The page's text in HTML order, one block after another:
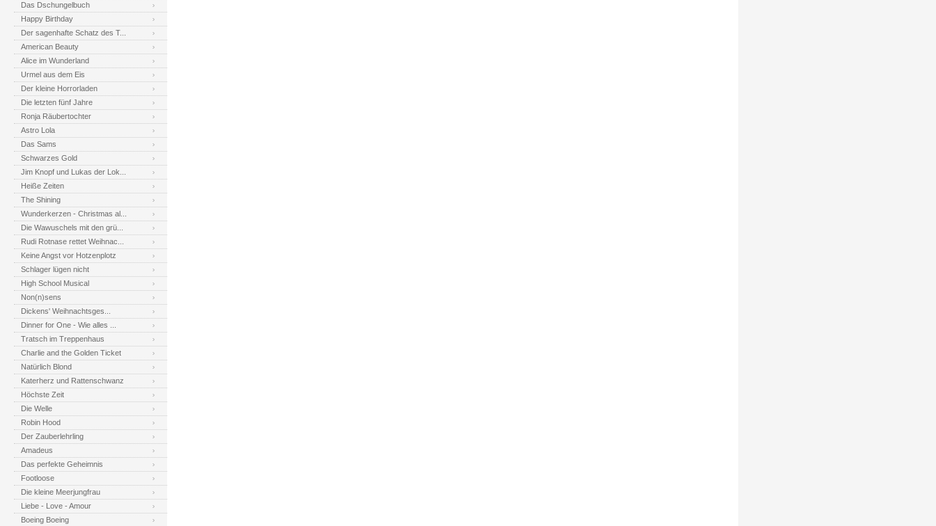
Das Dschungelbuch
Happy Birthday
Der sagenhafte Schatz des T...
American Beauty
Alice im Wunderland
Urmel aus dem Eis
Der kleine Horrorladen
Die letzten fünf Jahre
Ronja Räubertochter
Astro Lola
Das Sams
Schwarzes Gold
Jim Knopf und Lukas der Lok...
Heiße Zeiten
The Shining
Wunderkerzen - Christmas al...
Die Wawuschels mit den grü...
Rudi Rotnase rettet Weihnac...
Keine Angst vor Hotzenplotz
Schlager lügen nicht
High School Musical
Non(n)sens
Dickens' Weihnachtsges...
Dinner for One - Wie alles ...
Tratsch im Treppenhaus
Charlie and the Golden Ticket
Natürlich Blond
Katerherz und Rattenschwanz
Höchste Zeit
Die Welle
Robin Hood
Der Zauberlehrling
Amadeus
Das perfekte Geheimnis
Footloose
Die kleine Meerjungfrau
Liebe - Love - Amour
Boeing Boeing